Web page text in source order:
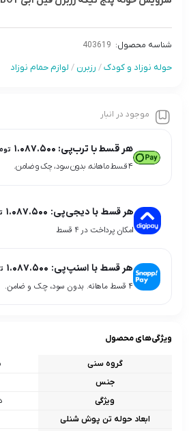
شناسه محصول: 403619
حوله نوزاد و کودک/ رزبرن / لوازم حمام نوزاد
موجود در انبار
هر قسط با ترب‌پی: ۱.۰۸۷.۵۰۰
۴ قسط ماهانه. بدون سود، چک و ضامن.
هر قسط با دیجی‌پی: ۱.۰۸۷.۵۰۰
امکان پرداخت در 4 قسط
هر قسط با اسنپ‌پی: ۱.۰۸۷.۵۰۰
۴ قسط ماهانه. بدون سود، چک و ضامن.
ویژگی‌های محصول
گروه سنی
جنس
ویژگی
ابعاد حوله تن پوش شنلی